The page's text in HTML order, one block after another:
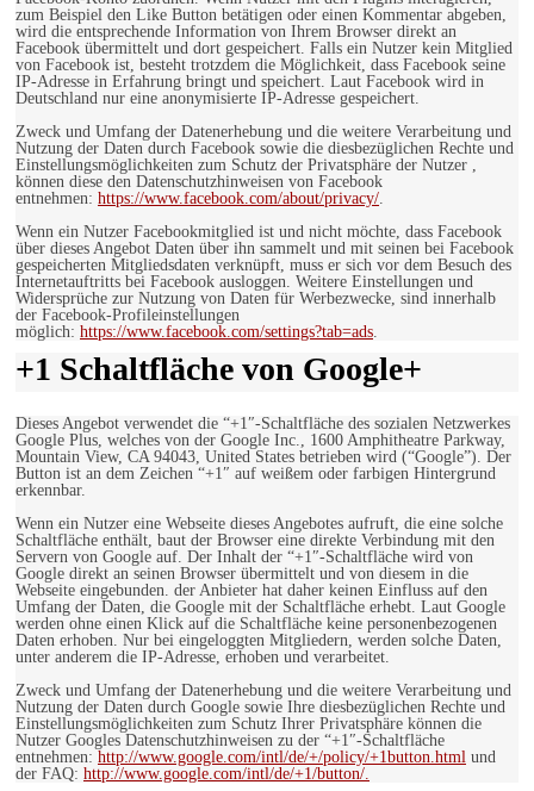
zum Beispiel den Like Button betätigen oder einen Kommentar abgeben,
wird die entsprechende Information von Ihrem Browser direkt an
Facebook übermittelt und dort gespeichert. Falls ein Nutzer kein Mitglied
von Facebook ist, besteht trotzdem die Möglichkeit, dass Facebook seine
IP-Adresse in Erfahrung bringt und speichert. Laut Facebook wird in
Deutschland nur eine anonymisierte IP-Adresse gespeichert.
Zweck und Umfang der Datenerhebung und die weitere Verarbeitung und
Nutzung der Daten durch Facebook sowie die diesbezüglichen Rechte und
Einstellungsmöglichkeiten zum Schutz der Privatsphäre der Nutzer ,
können diese den Datenschutzhinweisen von Facebook
entnehmen: https://www.facebook.com/about/privacy/.
Wenn ein Nutzer Facebookmitglied ist und nicht möchte, dass Facebook
über dieses Angebot Daten über ihn sammelt und mit seinen bei Facebook
gespeicherten Mitgliedsdaten verknüpft, muss er sich vor dem Besuch des
Internetauftritts bei Facebook ausloggen. Weitere Einstellungen und
Widersprüche zur Nutzung von Daten für Werbezwecke, sind innerhalb
der Facebook-Profileinstellungen
möglich: https://www.facebook.com/settings?tab=ads.
+1 Schaltfläche von Google+
Dieses Angebot verwendet die “+1″-Schaltfläche des sozialen Netzwerkes
Google Plus, welches von der Google Inc., 1600 Amphitheatre Parkway,
Mountain View, CA 94043, United States betrieben wird (“Google”). Der
Button ist an dem Zeichen “+1″ auf weißem oder farbigen Hintergrund
erkennbar.
Wenn ein Nutzer eine Webseite dieses Angebotes aufruft, die eine solche
Schaltfläche enthält, baut der Browser eine direkte Verbindung mit den
Servern von Google auf. Der Inhalt der “+1″-Schaltfläche wird von
Google direkt an seinen Browser übermittelt und von diesem in die
Webseite eingebunden. der Anbieter hat daher keinen Einfluss auf den
Umfang der Daten, die Google mit der Schaltfläche erhebt. Laut Google
werden ohne einen Klick auf die Schaltfläche keine personenbezogenen
Daten erhoben. Nur bei eingeloggten Mitgliedern, werden solche Daten,
unter anderem die IP-Adresse, erhoben und verarbeitet.
Zweck und Umfang der Datenerhebung und die weitere Verarbeitung und
Nutzung der Daten durch Google sowie Ihre diesbezüglichen Rechte und
Einstellungsmöglichkeiten zum Schutz Ihrer Privatsphäre können die
Nutzer Googles Datenschutzhinweisen zu der “+1″-Schaltfläche
entnehmen: http://www.google.com/intl/de/+/policy/+1button.html und
der FAQ: http://www.google.com/intl/de/+1/button/.